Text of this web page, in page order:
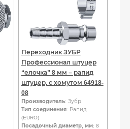
Переходник ЗУБР
Профессионал штуцер
“елочка” 8 мм – рапид
штуцер, с хомутом 64918-
08
Производитель: Зубр
Тип соединения: Рапид
(EURO)
Посадочный диаметр, мм: 8